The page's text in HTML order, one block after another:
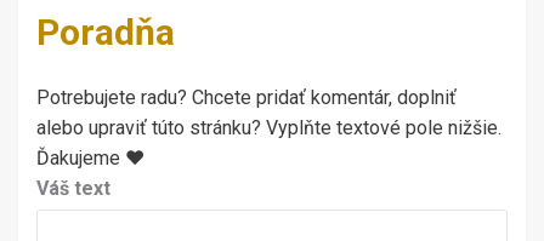
Poradňa
Potrebujete radu? Chcete pridať komentár, doplniť
alebo upraviť túto stránku? Vyplňte textové pole nižšie.
Ďakujeme ♥
Váš text